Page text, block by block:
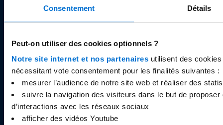
Consentement Détails
Peut-on utiliser des cookies optionnels ?
Notre site internet et nos partenaires utilisent des
nécessitant vote consentement pour les finalités suivantes :
mesurer l’audience de notre site web et réaliser des
suivre la navigation des visiteurs dans le but de
d’interactions avec les réseaux sociaux
afficher des vidéos Youtube
et par la Banque de France sous le code interbancaire
26733, et dont le siège social est situé 55, Avenue de
À PROPOS
Avis Sogexia